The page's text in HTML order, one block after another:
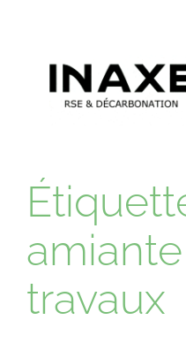
contenu
travaux